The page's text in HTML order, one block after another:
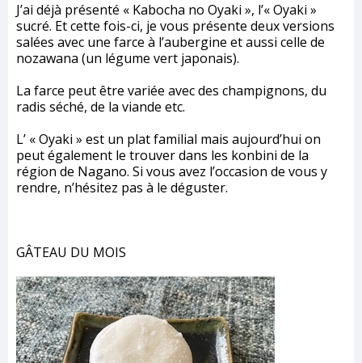
J’ai déjà présenté « Kabocha no Oyaki », l’« Oyaki »
sucré. Et cette fois-ci, je vous présente deux versions
salées avec une farce à l’aubergine et aussi celle de
nozawana (un légume vert japonais).
La farce peut être variée avec des champignons, du
radis séché, de la viande etc.
L’ « Oyaki » est un plat familial mais aujourd’hui on
peut également le trouver dans les konbini de la
région de Nagano. Si vous avez l’occasion de vous y
rendre, n’hésitez pas à le déguster.
GÂTEAU DU MOIS